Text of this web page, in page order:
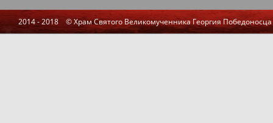
2014 - 2018 © Храм Святого Великомученника Георгия Победоносца